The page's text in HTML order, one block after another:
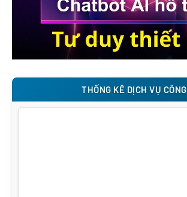
THỐNG KÊ DỊCH VỤ CÔNG